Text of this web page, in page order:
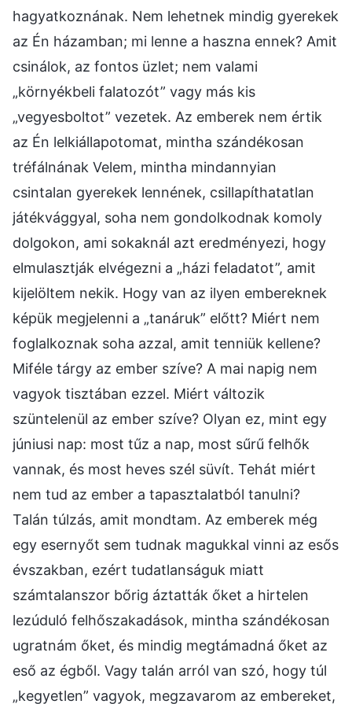
hagyatkoznának. Nem lehetnek mindig gyerekek
az Én házamban; mi lenne a haszna ennek? Amit
csinálok, az fontos üzlet; nem valami
„környékbeli falatozót” vagy más kis
„vegyesboltot” vezetek. Az emberek nem értik
az Én lelkiállapotomat, mintha szándékosan
tréfálnának Velem, mintha mindannyian
csintalan gyerekek lennének, csillapíthatatlan
játékvággyal, soha nem gondolkodnak komoly
dolgokon, ami sokaknál azt eredményezi, hogy
elmulasztják elvégezni a „házi feladatot”, amit
kijelöltem nekik. Hogy van az ilyen embereknek
képük megjelenni a „tanáruk” előtt? Miért nem
foglalkoznak soha azzal, amit tenniük kellene?
Miféle tárgy az ember szíve? A mai napig nem
vagyok tisztában ezzel. Miért változik
szüntelenül az ember szíve? Olyan ez, mint egy
júniusi nap: most tűz a nap, most sűrű felhők
vannak, és most heves szél süvít. Tehát miért
nem tud az ember a tapasztalatból tanulni?
Talán túlzás, amit mondtam. Az emberek még
egy esernyőt sem tudnak magukkal vinni az esős
évszakban, ezért tudatlanságuk miatt
számtalanszor bőrig áztatták őket a hirtelen
lezúduló felhőszakadások, mintha szándékosan
ugratnám őket, és mindig megtámadná őket az
eső az égből. Vagy talán arról van szó, hogy túl
„kegyetlen” vagyok, megzavarom az embereket,